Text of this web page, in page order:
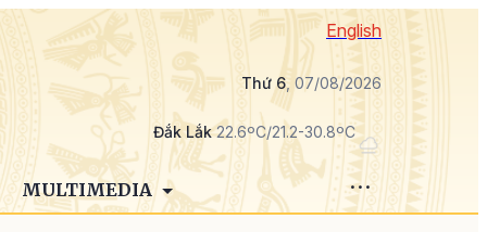
English
Thứ 6, 07/08/2026
Đắk Lắk22.6ºC/21.2-30.8ºC
MULTIMEDIA